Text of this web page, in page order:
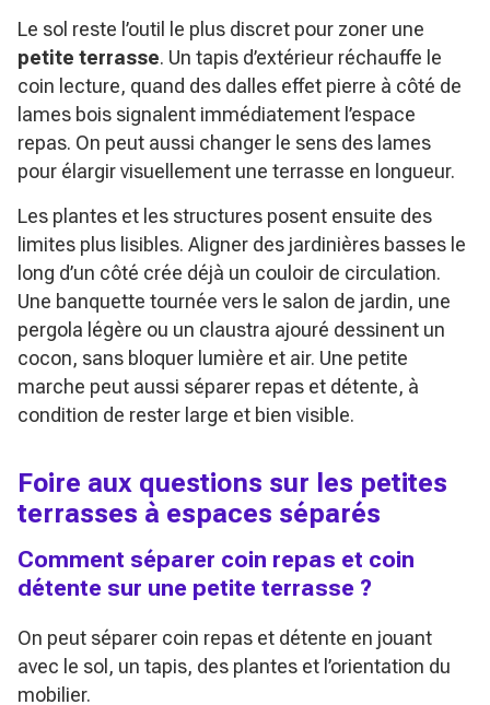
Le sol reste l’outil le plus discret pour zoner une
petite terrasse. Un tapis d’extérieur réchauffe le
coin lecture, quand des dalles effet pierre à côté de
lames bois signalent immédiatement l’espace
repas. On peut aussi changer le sens des lames
pour élargir visuellement une terrasse en longueur.
Les plantes et les structures posent ensuite des
limites plus lisibles. Aligner des jardinières basses le
long d’un côté crée déjà un couloir de circulation.
Une banquette tournée vers le salon de jardin, une
pergola légère ou un claustra ajouré dessinent un
cocon, sans bloquer lumière et air. Une petite
marche peut aussi séparer repas et détente, à
condition de rester large et bien visible.
Foire aux questions sur les petites
terrasses à espaces séparés
Comment séparer coin repas et coin
détente sur une petite terrasse ?
On peut séparer coin repas et détente en jouant
avec le sol, un tapis, des plantes et l’orientation du
mobilier.